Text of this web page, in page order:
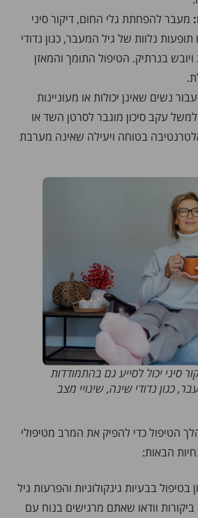
מעבר להפחתת גלי החום, דיקור סיני
נלוות של גיל המעבר, כגון נדודי
ויובש בנרתיק. הטיפול התומך והמאזן
עבור נשים שאינן יכולות או מעוניינות
עקב סיכון מוגבר לסרטן השד או
בטוחה ויעילה שאינה מערבת
סיני יכול לסייע גם בהתמודדות
כגון נדודי שינה, שינויי מצב
הטיפול כדי להפיק את המרב מטיפולי
הבאות:
בבעיות גינקולוגיות והפרעות גיל
וודאו שאתם מרגישים בנוח עם